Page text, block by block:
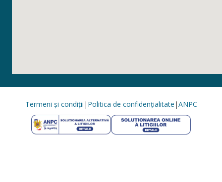
Termeni și condiții | Politica de confidențialitate |ANPC